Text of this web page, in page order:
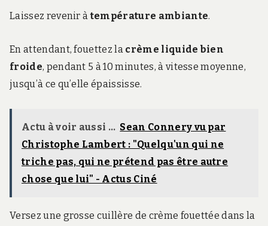
Laissez revenir àtempérature ambiante.
En attendant, fouettez la crème liquide bien
froide, pendant 5 à 10 minutes, à vitesse moyenne,
jusqu’à ce qu’elle épaississe.
Actu à voir aussi ... Sean Connery vu par
Christophe Lambert : "Quelqu'un qui ne
triche pas, qui ne prétend pas être autre
chose que lui" - Actus Ciné
Versez une grosse cuillère de crème fouettée dans la